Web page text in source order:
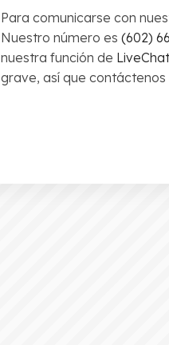
Para comunicarse con
Nuestro número es (602)
nuestra función de LiveChat
grave, así que contáctenos